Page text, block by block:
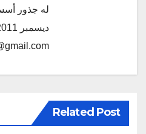
له جذور
Related Post